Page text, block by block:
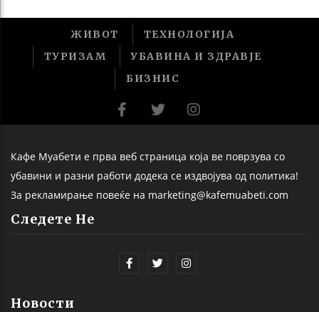
ЖИВОТ
ТЕХНОЛОГИЈА
ТУРИЗАМ
УБАВИНА И ЗДРАВЈЕ
БИЗНИС
Кафе Муабети е прва веб страница која ве поврзува со
убавини и разни работи додека се издвојува од политика!
За рекламирање повеќе на marketing@kafemuabeti.com
Следете Не
Новости